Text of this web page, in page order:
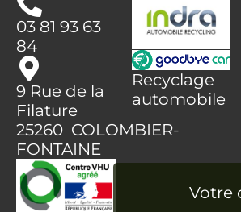
03 81 93 63
84
9 Rue de la
Filature
25260 COLOMBIER-
FONTAINE
Recyclage
automobile